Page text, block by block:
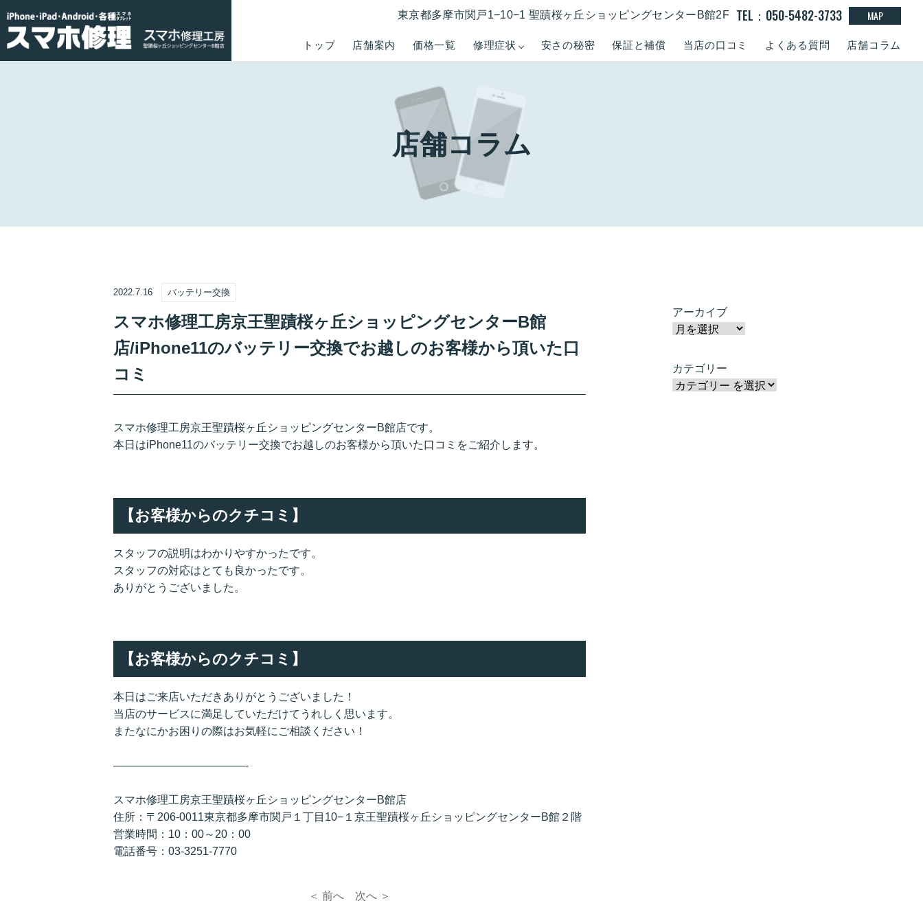
トップ 店舗案内 価格一覧 修理症状 安さの秘密 保証と補償 当店の口コミ よくある質問 店舗コラム
東京都多摩市関戸1−10−1 聖蹟桜ヶ丘ショッピングセンターB館2F TEL：050-5482-3733 MAP
店舗コラム
2022.7.16 バッテリー交換
スマホ修理工房京王聖蹟桜ヶ丘ショッピングセンターB館
店/iPhone11のバッテリー交換でお越しのお客様から頂いた口
コミ
スマホ修理工房京王聖蹟桜ヶ丘ショッピングセンターB館店です。
本日はiPhone11のバッテリー交換でお越しのお客様から頂いた口コミをご紹介します。
【お客様からのクチコミ】
スタッフの説明はわかりやすかったです。
スタッフの対応はとても良かったです。
ありがとうございました。
【お客様からのクチコミ】
本日はご来店いただきありがとうございました！
当店のサービスに満足していただけてうれしく思います。
またなにかお困りの際はお気軽にご相談ください！
————————————-
スマホ修理工房京王聖蹟桜ヶ丘ショッピングセンターB館店
住所：〒206-0011東京都多摩市関戸１丁目10−１京王聖蹟桜ヶ丘ショッピングセンターB館２階
営業時間：10：00～20：00
電話番号：03-3251-7770
＜ 前へ 次へ ＞
アーカイブ
カテゴリー